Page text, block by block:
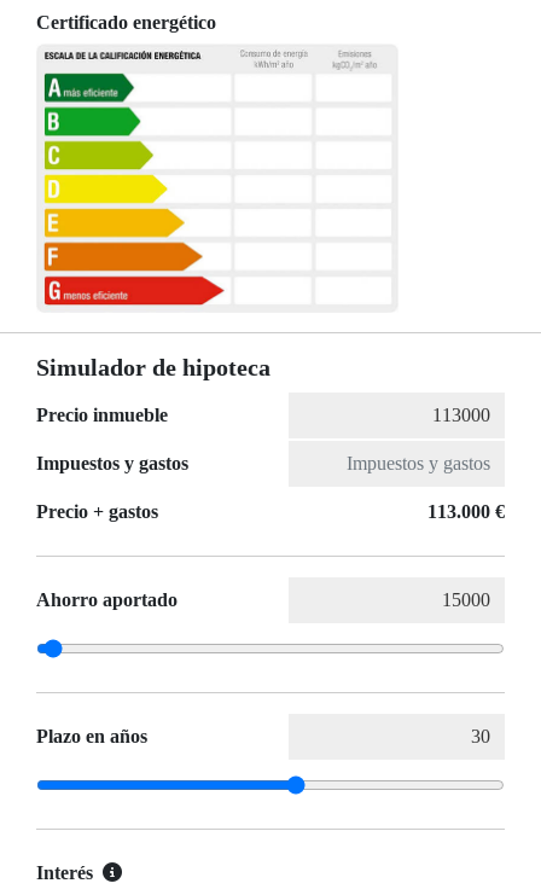
Certificado energético
Simulador de hipoteca
Precio inmueble
Impuestos y gastos
Precio + gastos 113.000 €
Ahorro aportado
Plazo en años
Interés